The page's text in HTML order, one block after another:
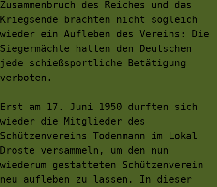
Zusammenbruch des Reiches und das
Kriegsende brachten nicht sogleich
wieder ein Aufleben des Vereins: Die
Siegermächte hatten den Deutschen
jede schießsportliche Betätigung
verboten.
Erst am 17. Juni 1950 durften sich
wieder die Mitglieder des
Schützenvereins Todenmann im Lokal
Droste versammeln, um den nun
wiederum gestatteten Schützenverein
neu aufleben zu lassen. In dieser